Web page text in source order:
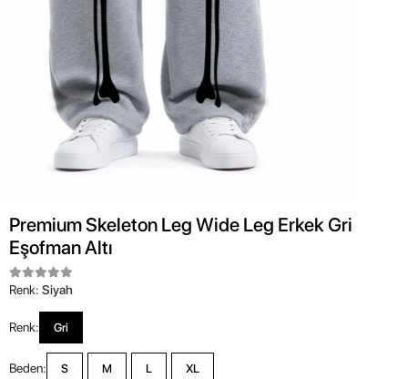
Premium Skeleton Leg Wide Leg Erkek Gri
Eşofman Altı
Renk: Siyah
Renk: Gri
Beden: S M L XL